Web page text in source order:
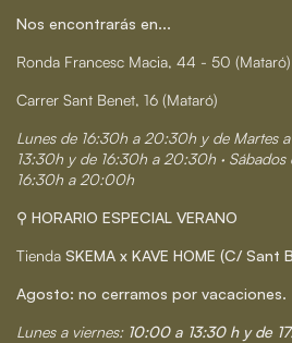
Nos encontrarás en...
Ronda Francesc Macia, 44 - 50 (Mataró)
Carrer Sant Benet, 16 (Mataró)
Lunes de 16:30h a 20:30h y de Martes
13:30h y de 16:30h a 20:30h ·
16:30h a 20:00h
⚲ HORARIO ESPECIAL VERANO
Tienda SKEMA x KAVE HOME (C/ Sant
Agosto: no cerramos por vacaciones.
Lunes a viernes: 10:00 a 13:30 h y de